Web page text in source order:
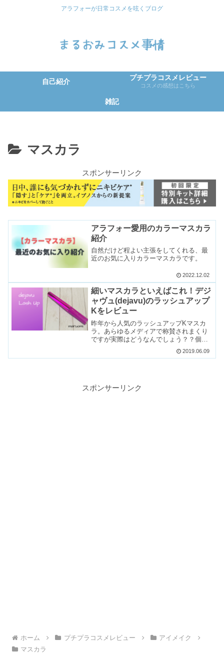
アラフォーが日常コスメを呟くブログ
自己紹介 プチプラコスメレビュー
コスメの感想はこちら
雑記
マスカラ
スポンサーリンク
アラフォー愛用のカラーマスカラ
紹介
自然だけど程よい主張をしてくれる、最
近のお気に入りカラーマスカラです。
2022.12.02
細いマスカラといえばこれ！デジ
ャヴュ(dejavu)のラッシュアップ
Kをレビュー
昨年から人気のラッシュアップKマスカ
ラ。あらゆるメディアで称賛されまくり
ですが実際はどうなんでしょう？？個人
2019.06.09
スポンサーリンク
ホーム プチプラコスメレビュー
アイメイク
マスカラ